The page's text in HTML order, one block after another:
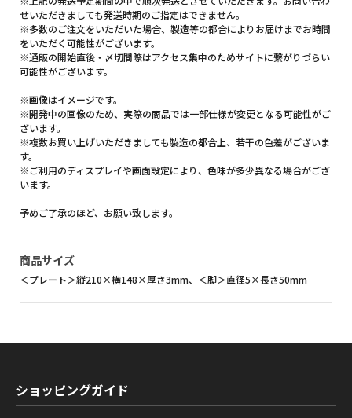
せいただきましても発送時期のご指定はできません。
※多数のご注文をいただいた場合、製造等の都合によりお届けまでお時間
をいただく可能性がございます。
※通販の開始直後・〆切間際はアクセス集中のためサイトに繋がりづらい
可能性がございます。
※画像はイメージです。
※開発中の画像のため、実際の商品では一部仕様が変更となる可能性がご
ざいます。
※複数お買い上げいただきましても製造の都合上、若干の色差がございま
す。
※ご利用のディスプレイや画面設定により、色味が多少異なる場合がござ
います。
予めご了承のほど、お願い致します。
商品サイズ
＜プレート＞縦210×横148×厚さ3mm、＜脚＞直径5×長さ50mm
ショッピングガイド